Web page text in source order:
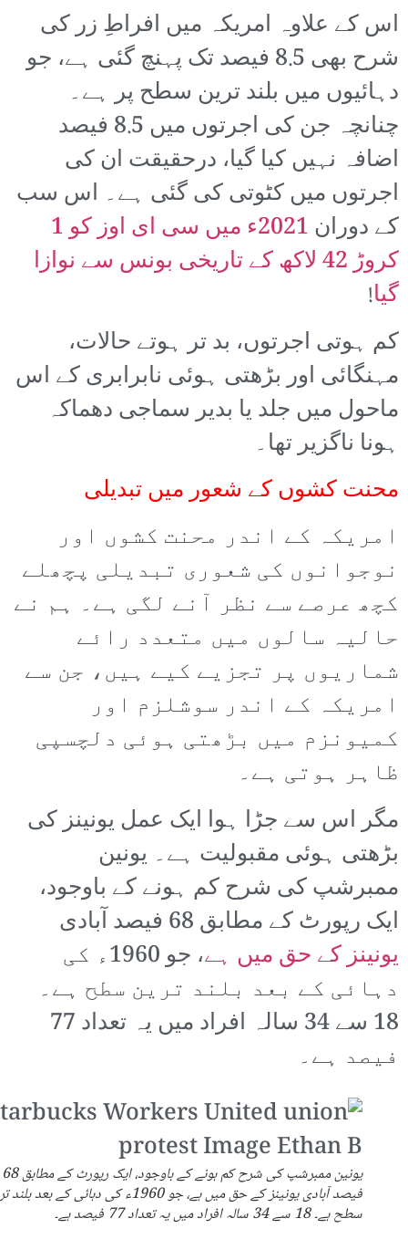
اس کے علاوہ امریکہ میں افراطِ زر کی
شرح بھی 8.5 فیصد تک پہنچ گئی ہے، جو
دہائیوں میں بلند ترین سطح پر ہے۔
چنانچہ جن کی اجرتوں میں 8.5 فیصد
اضافہ نہیں کیا گیا، درحقیقت ان کی
اجرتوں میں کٹوتی کی گئی ہے۔ اس سب
کے دوران
2021ء میں سی ای اوز کو 1
کروڑ 42 لاکھ کے تاریخی بونس سے نوازا
گیا!
کم ہوتی اجرتوں، بد تر ہوتے حالات،
مہنگائی اور بڑھتی ہوئی نابرابری کے اس
ماحول میں جلد یا بدیر سماجی دھماکہ
ہونا ناگزیر تھا۔
محنت کشوں کے شعور میں تبدیلی
امریکہ کے اندر محنت کشوں اور
نوجوانوں کی شعوری تبدیلی پچھلے
کچھ عرصے سے نظر آنے لگی ہے۔ ہم نے
حالیہ سالوں میں متعدد رائے
شماریوں پر تجزیے کیے ہیں، جن سے
امریکہ کے اندر سوشلزم اور
کمیونزم میں بڑھتی ہوئی دلچسپی
ظاہر ہوتی ہے۔
مگر اس سے جڑا ہوا ایک عمل یونینز کی
بڑھتی ہوئی مقبولیت ہے۔ یونین
ممبرشپ کی شرح کم ہونے کے باوجود،
ایک رپورٹ کے مطابق 68 فیصد آبادی
یونینز کے حق میں ہے
، جو 1960ء کی
دہائی کے بعد بلند ترین سطح ہے۔
18 سے 34 سالہ افراد میں یہ تعداد 77
فیصد ہے۔
یونین ممبرشپ کی شرح کم ہونے کے باوجود، ایک رپورٹ کے مطابق 68
فیصد آبادی یونینز کے حق میں ہے، جو 1960ء کی دہائی کے بعد
سطح ہے۔ 18 سے 34 سالہ افراد میں یہ تعداد 77 فیصد ہے۔